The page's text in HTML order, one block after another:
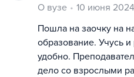
О вузе
10 июня 2024
Пошла на заочку на
образование. Учусь
удобно.
дело со взрослыми